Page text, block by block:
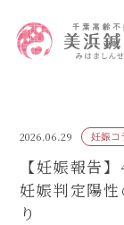
2026.06.29 妊娠コ
【妊娠報告
妊娠判定陽
り